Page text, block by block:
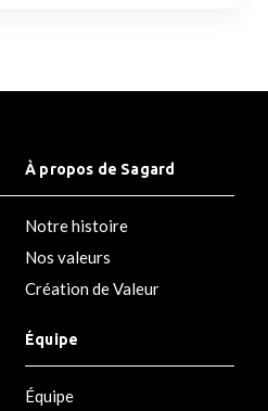
À propos de Sagard
Notre histoire
Nos valeurs
Création de Valeur
Équipe
Équipe